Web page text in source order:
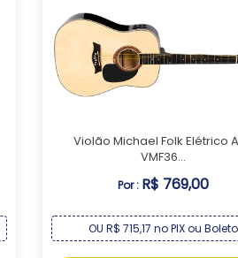
Violão Michael Folk Elétrico
VMF36...
Por : R$ 769,00
OU R$ 715,17 no PIX ou Boleto